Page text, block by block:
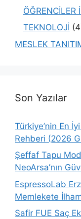
ÖĞRENCİLER
TEKNOLOJİ
MESLEK
Son Yazılar
Türkiye’nin En
Rehberi (2026
Şeffaf Tapu
NeoArsa’nın
EspressoLab
Memlekete
Safir FUE Saç